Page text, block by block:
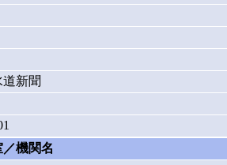
道新聞
機関名